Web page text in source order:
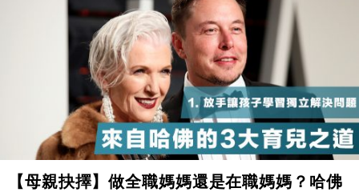
財經｜精星香港夥菜鳥拓全球智慧倉儲市場 加快海外
市場落地
地產｜大酒店中期轉賺2300萬元 斥21億翻新香港及
東京半島
國際｜特朗普赴洛杉磯高球場活動前 男子攜槍彈被捕
財經｜香港7月PMI回落至51 企業擴張放慢兼縮減人
手
11:40
Google晶片
【母親抉擇】做全職媽媽還是在職媽媽？哈佛